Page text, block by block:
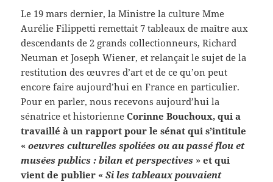
Le 19 mars dernier, la Ministre la culture Mme
Aurélie Filippetti remettait 7 tableaux de maître aux
descendants de 2 grands collectionneurs, Richard
Neuman et Joseph Wiener, et relançait le sujet de la
restitution des œuvres d’art et de ce qu’on peut
encore faire aujourd’hui en France en particulier.
Pour en parler, nous recevons aujourd’hui la
sénatrice et historienneCorinne Bouchoux, qui a
travaillé à un rapport pour le sénat qui s’intitule
«oeuvres culturelles spoliées ou au passé flou et
musées publics : bilan et perspectives » et qui
vient de publier «Si les tableaux pouvaient